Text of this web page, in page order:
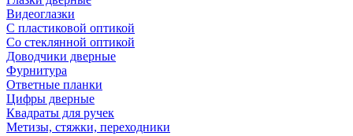
Видеоглазки
С пластиковой оптикой
Со стеклянной оптикой
Доводчики дверные
Фурнитура
Ответные планки
Цифры дверные
Квадраты для ручек
Метизы, стяжки, переходники